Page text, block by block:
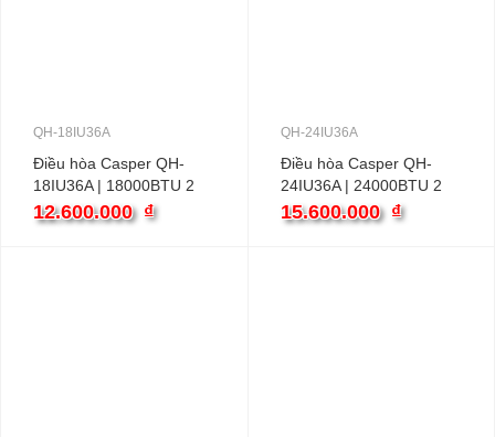
QH-18IU36A
Điều hòa Casper QH-
18IU36A | 18000BTU 2
chiều inverter
12.600.000 ₫
QH-24IU36A
Điều hòa Casper QH-
24IU36A | 24000BTU 2
chiều inverter
15.600.000 ₫